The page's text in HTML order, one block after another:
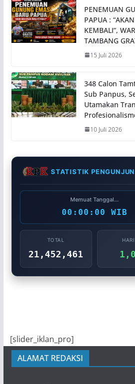
PENEMUAN
PAPUA :
KEMBALI”,
TAMBANG
15 Juli 2026
348 Calon
Sub Panpus,
Utamakan
10 Juli 2026
STATISTIK
Memuat Tanggal...
00:00:00 WIB
TOTAL
21,452,461
[slider_iklan_pro]
ALAMAT REDAKSI